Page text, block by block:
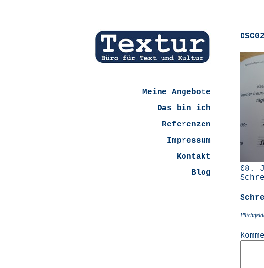
Meine Angebote
Das bin ich
Referenzen
Impressum
Kontakt
Blog
08.